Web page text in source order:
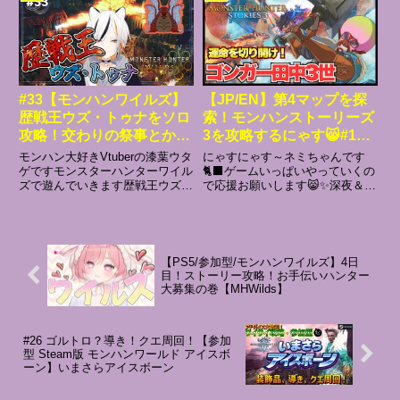
覧はこちら。XBOXが想定外に高
性能であったことが判明SONYの
決算発表＆値上げ状況PS...
#33【モンハンワイルズ】
歴戦王ウズ・トゥナをソロ
攻略！交わりの祭事とかも
やる！夜活モンハン
【MHWs】【Vtuber】
モンハン大好きVtuberの漆葉ウタ
ゲですモンスターハンターワイル
ズで遊んでいきます歴戦王ウズ・
りコメントを読めない時もありま
す___________...
【JP/EN】第4マップを探
索！モンハンストーリーズ
3を攻略するにゃす😸#10
(ネタバレあり)【MHST3】
にゃすにゃす～ネミちゃんです
🐈‍⬛ゲームいっぱいやっていくの
で応援お願いします😸✨深夜＆朝
ゃうのです🥱⚠プレイ中にミスし
たり...
【PS5/参加型/モンハンワイルズ】4日
目！ストーリー攻略！お手伝いハンター
大募集の巻【MHWilds】
#26 ゴルトロ？導き！クエ周回！【参加
型 Steam版 モンハンワールド アイスボ
ーン】いまさらアイスボーン